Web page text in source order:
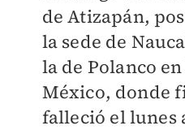
de Atizapán,
la sede de
la de Polanco
México, donde
falleció el lunes